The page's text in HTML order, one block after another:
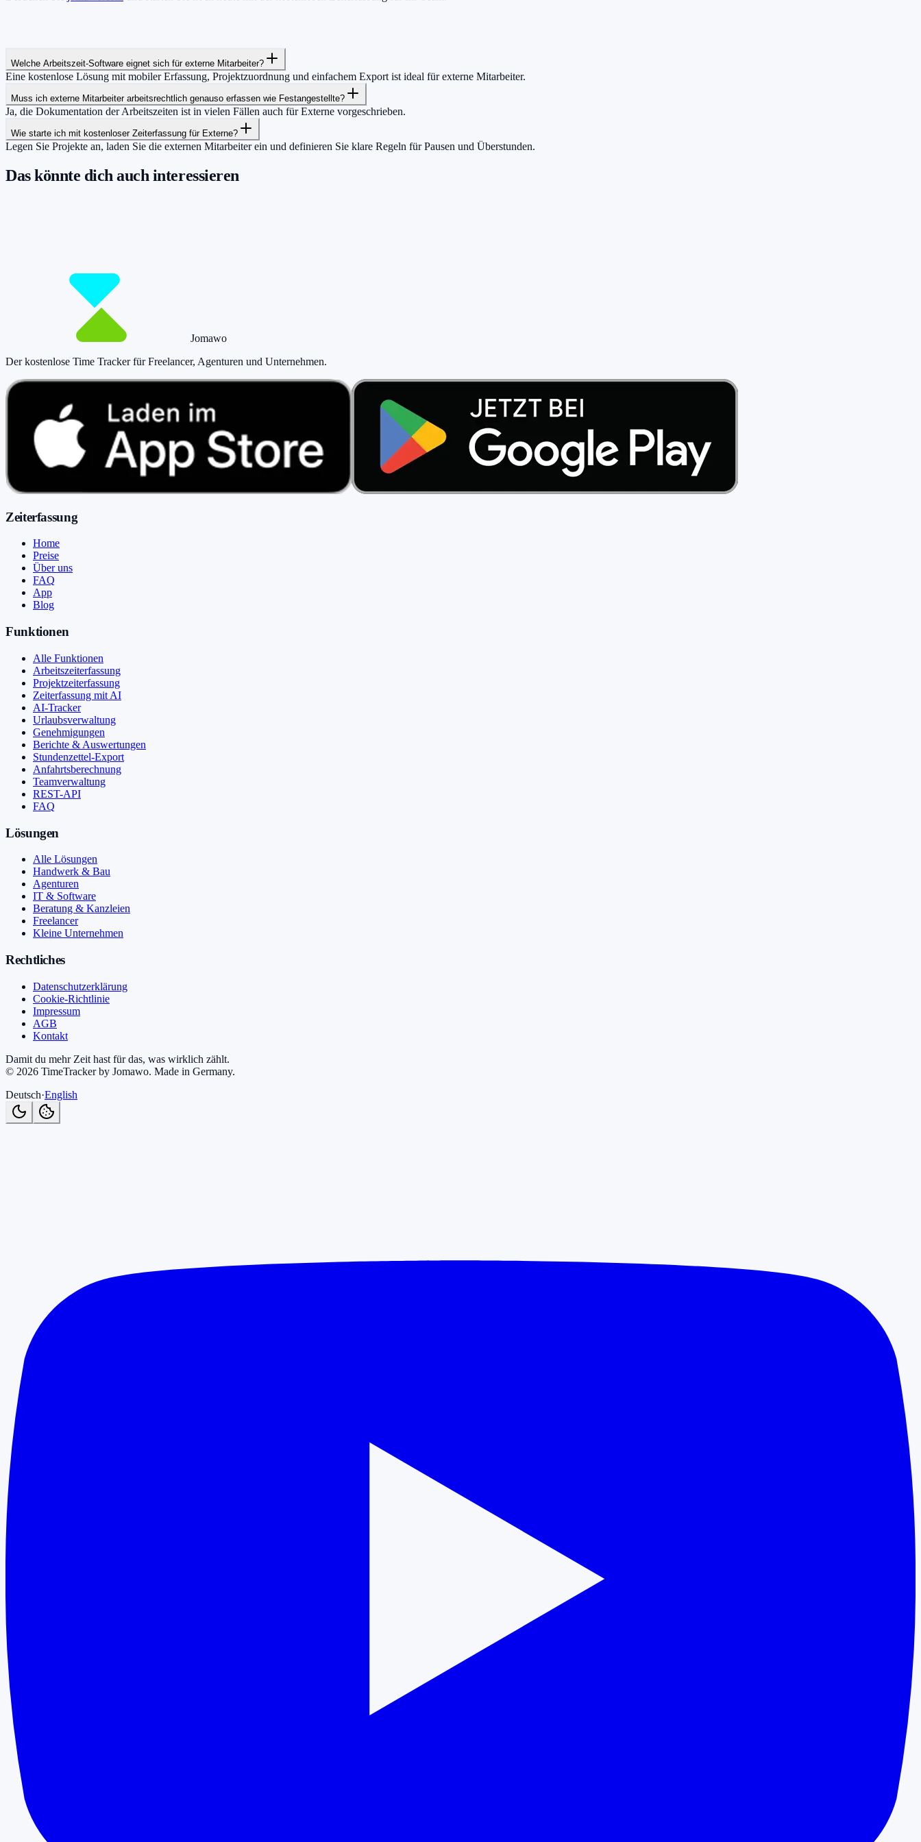
Welche Arbeitszeit-Software eignet sich für externe Mitarbeiter?
Eine kostenlose Lösung mit mobiler Erfassung, Projektzuordnung und einfachem Export ist ideal für externe Mitarbeiter.
Muss ich externe Mitarbeiter arbeitsrechtlich genauso erfassen wie Festangestellte?
Ja, die Dokumentation der Arbeitszeiten ist in vielen Fällen auch für Externe vorgeschrieben.
Wie starte ich mit kostenloser Zeiterfassung für Externe?
Legen Sie Projekte an, laden Sie die externen Mitarbeiter ein und definieren Sie klare Regeln für Pausen und Überstunden.
Das könnte dich auch interessieren
Jomawo
Der kostenlose Time Tracker für Freelancer, Agenturen und Unternehmen.
Zeiterfassung
Home
Preise
Über uns
FAQ
App
Blog
Funktionen
Alle Funktionen
Arbeitszeiterfassung
Projektzeiterfassung
Zeiterfassung mit AI
AI-Tracker
Urlaubsverwaltung
Genehmigungen
Berichte & Auswertungen
Stundenzettel-Export
Anfahrtsberechnung
Teamverwaltung
REST-API
FAQ
Lösungen
Alle Lösungen
Handwerk & Bau
Agenturen
IT & Software
Beratung & Kanzleien
Freelancer
Kleine Unternehmen
Rechtliches
Datenschutzerklärung
Cookie-Richtlinie
Impressum
AGB
Kontakt
Damit du mehr Zeit hast für das, was wirklich zählt.
© 2026 TimeTracker by Jomawo. Made in Germany.
Deutsch·English